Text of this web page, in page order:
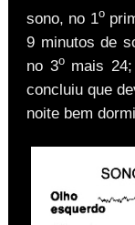
sono, no 1o
9 minutos de
no 3o mais
concluiu que
noite bem